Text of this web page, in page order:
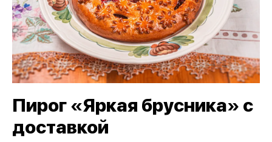
Пирог «Яркая брусника» с
доставкой